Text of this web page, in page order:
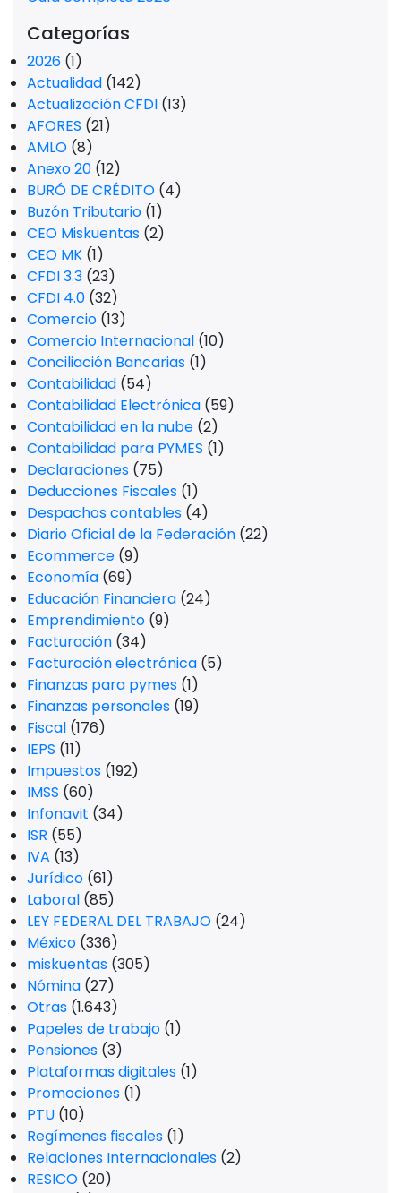
Categorías
2026 (1)
Actualidad (142)
Actualización CFDI (13)
AFORES (21)
AMLO (8)
Anexo 20 (12)
BURÓ DE CRÉDITO (4)
Buzón Tributario (1)
CEO Miskuentas (2)
CEO MK (1)
CFDI 3.3 (23)
CFDI 4.0 (32)
Comercio (13)
Comercio Internacional (10)
Conciliación Bancarias (1)
Contabilidad (54)
Contabilidad Electrónica (59)
Contabilidad en la nube (2)
Contabilidad para PYMES (1)
Declaraciones (75)
Deducciones Fiscales (1)
Despachos contables (4)
Diario Oficial de la Federación (22)
Ecommerce (9)
Economía (69)
Educación Financiera (24)
Emprendimiento (9)
Facturación (34)
Facturación electrónica (5)
Finanzas para pymes (1)
Finanzas personales (19)
Fiscal (176)
IEPS (11)
Impuestos (192)
IMSS (60)
Infonavit (34)
ISR (55)
IVA (13)
Jurídico (61)
Laboral (85)
LEY FEDERAL DEL TRABAJO (24)
México (336)
miskuentas (305)
Nómina (27)
Otras (1.643)
Papeles de trabajo (1)
Pensiones (3)
Plataformas digitales (1)
Promociones (1)
PTU (10)
Regímenes fiscales (1)
Relaciones Internacionales (2)
RESICO (20)